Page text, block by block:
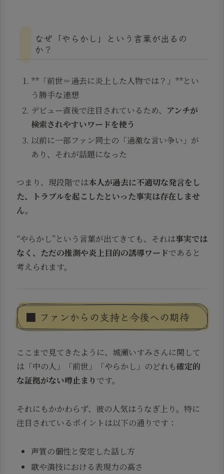
なぜ「やらかし」という言葉が出るの
か？
**「前世＝過去に炎上した人物では？」**とい
う勝手な連想
デビュー直後で注目されているため、 アンチが
検索されやすいワードを使う
以前に一部ファン同士の「過激な言い争い」が
あり、それが話題になった
つまり、現段階では本人が過去に不適切な発言をし
た、トラブルを起こしたといった事実は存在しませ
ん。
“やらかし”という言葉が出てきても、それは事実では
なく、ただの推測や炎上目的の誘導ワードであると
考えられます。
■ ファンからの支持と今後への期待
ここまで見てきたように、城瀬いすみさんに関して
は「中の人」「前世」「やらかし」のどれも確定的
な証拠がない噂止まり です。
それにもかかわらず、彼の人気はうなぎ上り。特に
注目されているポイントは以下の通りです：
声質の個性と安定した話し方
歌や演技における表現力の高さ